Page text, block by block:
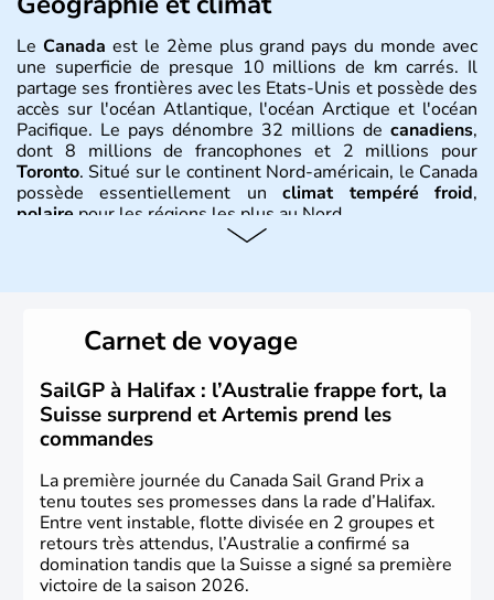
Le Canada est le 2ème plus grand pays du monde avec
une superficie de presque 10 millions de km carrés. Il
partage ses frontières avec les Etats-Unis et possède des
accès sur l'océan Atlantique, l'océan Arctique et l'océan
Pacifique. Le pays dénombre 32 millions de canadiens,
dont 8 millions de francophones et 2 millions pour
Toronto. Situé sur le continent Nord-américain, le Canada
possède essentiellement unclimat tempéré froid,
polaire pour les régions les plus au Nord.
territoire de la ville de Québec, le Canada passe ensuite
sous le contrôle des Britanniques. L'indépendance du
pays a été obtenue au cours d'un long processus qui s'est
étalé de 1867 à 1982. Le peuple autochtone des Inuits,
aujourd'hui appelé Eskimos, n'est découvert qu'au début
du XXème siècle lors d'une expédition dans le Grand
Nord.
Carnet de voyage
SailGP à Halifax : l’Australie frappe fort, la
Suisse surprend et Artemis prend les
commandes
La première journée du Canada Sail Grand Prix a
tenu toutes ses promesses dans la rade d’Halifax.
Entre vent instable, flotte divisée en 2 groupes et
retours très attendus, l’Australie a confirmé sa
domination tandis que la Suisse a signé sa première
victoire de la saison 2026.